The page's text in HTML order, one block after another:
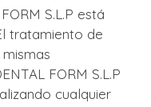
S.L.P está
tratamiento de
FORM S.L.P
cualquier